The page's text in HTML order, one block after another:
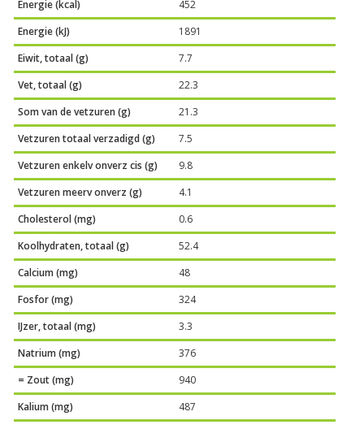
Energie (kcal)
452
Energie (kJ)
1891
Eiwit, totaal (g)
7.7
Vet, totaal (g)
22.3
Som van de vetzuren (g)
21.3
Vetzuren totaal verzadigd (g)
7.5
Vetzuren enkelv onverz cis (g)
9.8
Vetzuren meerv onverz (g)
4.1
Cholesterol (mg)
0.6
Koolhydraten, totaal (g)
52.4
Calcium (mg)
48
Fosfor (mg)
324
IJzer, totaal (mg)
3.3
Natrium (mg)
376
= Zout (mg)
940
Kalium (mg)
487